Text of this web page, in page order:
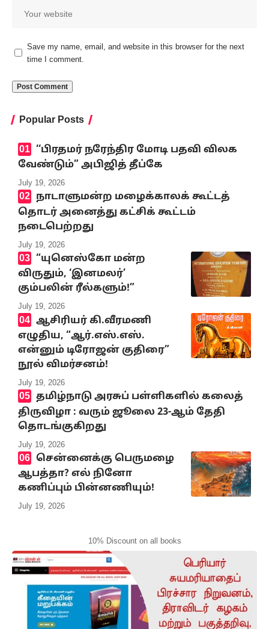
Save my name, email, and website in this browser for the next
time I comment.
Popular Posts
‘‘பிரதமர் நரேந்திர மோடி பதவி விலக
வேண்டும்” அபிஜித் தீப்கே
July 19, 2026
நாடாளுமன்ற மழைக்காலக் கூட்டத்
தொடர் அனைத்து கட்சிக் கூட்டம்
நடைபெற்றது
July 19, 2026
“யுனெஸ்கோ மன்ற
விருதும், ‘இனமலர்’
கும்பலின் ரீல்களும்!”
July 19, 2026
ஆசிரியர் கி.வீரமணி
எழுதிய, “ஆர்.எஸ்.எஸ்.
என்னும் டிரோஜன் குதிரை”
நூல் விமர்சனம்!
July 19, 2026
தமிழ்நாடு அரசுப் பள்ளிகளில் கலைத்
திருவிழா : வரும் ஜூலை 23-ஆம் தேதி
தொடங்குகிறது
July 19, 2026
சென்னைக்கு பெருமழை
ஆபத்தா? எல் நினோ
கணிப்பும் பின்னணியும்!
July 19, 2026
10% Discount on all books